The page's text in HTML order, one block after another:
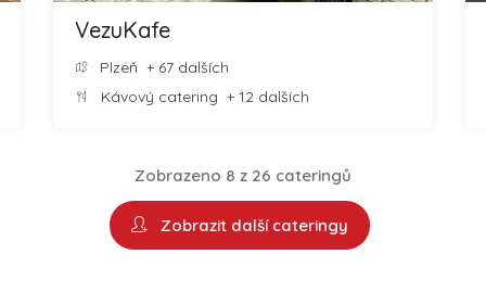
VezuKafe
Plzeň + 67 dalších
Kávový catering + 12 dalších
Zobrazeno 8 z 26 cateringů
Zobrazit další cateringy